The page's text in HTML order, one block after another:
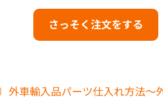
さっそく注文をする
外車輸入品パーツ仕入れ方法〜